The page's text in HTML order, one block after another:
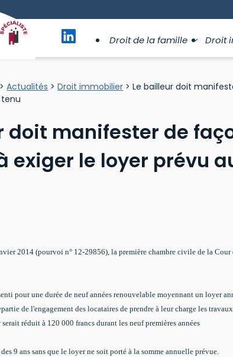
Droit de la famille Droit
>Actualités >Droit immobilier > Le bailleur doit
tenu
doit manifester de
exiger le loyer prévu
2014 (pourvoi n° 12-29856), la première chambre civile de la Cour
pour une durée de neuf années renouvelable moyennant unloyer
de l'engagement des locataires de prendre à leur charge les
serait réduit à 120 000 francs durant les neuf premières années
9 ans sans que le loyer ne soit porté à la somme annuelle prévue.